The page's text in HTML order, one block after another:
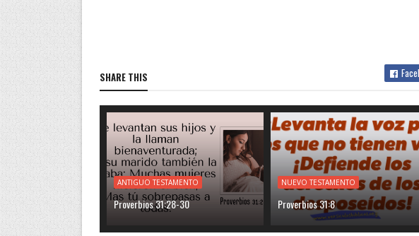
SHARE THIS
ANTIGUO TESTAMENTO
Proverbios 31:28-30
NUEVO TESTAMENTO
Proverbios 31:8